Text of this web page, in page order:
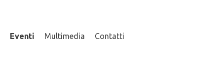
Eventi Multimedia Contatti